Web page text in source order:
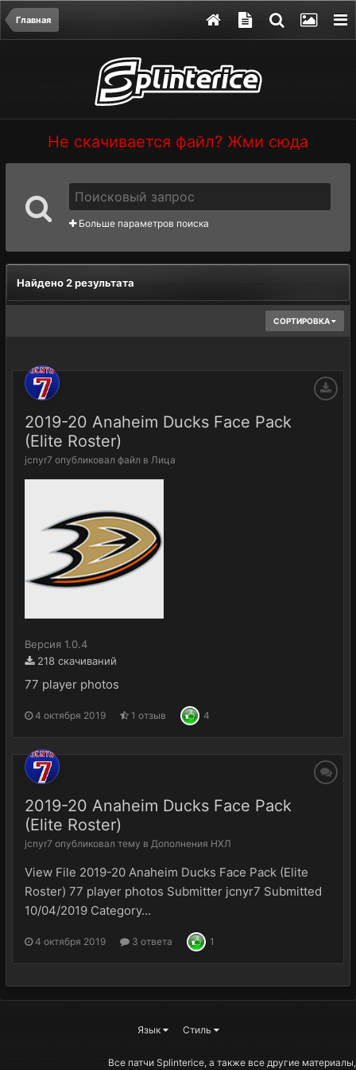
Главная
Не скачивается файл? Жми сюда
Больше параметров поиска
Найдено 2 результата
СОРТИРОВКА
2019-20 Anaheim Ducks Face Pack
(Elite Roster)
jcnyr7 опубликовал файл в Лица
Версия 1.0.4
218 скачиваний
77 player photos
4 октября 2019 1 отзыв 4
2019-20 Anaheim Ducks Face Pack
(Elite Roster)
jcnyr7 опубликовал тему в Дополнения НХЛ
View File 2019-20 Anaheim Ducks Face Pack (Elite
Roster) 77 player photos Submitter jcnyr7 Submitted
10/04/2019 Category...
4 октября 2019 3 ответа 1
Язык Стиль
Все патчи Splinterice, а также все другие материалы,